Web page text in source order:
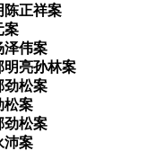
陈正祥案
案
泽伟案
明亮孙林案
劲松案
松案
劲松案
沛案